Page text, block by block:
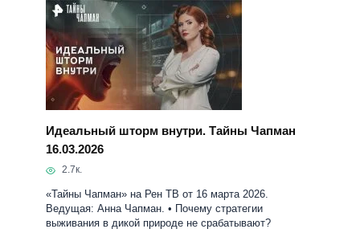
Идеальный шторм внутри. Тайны Чапман
16.03.2026
2.7к.
«Тайны Чапман» на Рен ТВ от 16 марта 2026.
Ведущая: Анна Чапман. • Почему стратегии